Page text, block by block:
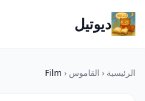
ديوتيل
الرئيسية ‹ القاموس ‹
Film